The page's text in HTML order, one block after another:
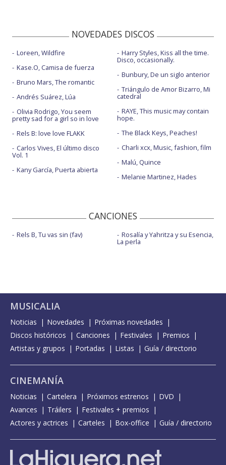
NOVEDADES DISCOS
Loreen, Wildfire
Kase.O, Camisa de fuerza
Bruno Mars, The romantic
Andrés Suárez, Lúa
Olivia Rodrigo, You seem
pretty sad for a girl so in love
Rels B: love love FLAKK
Carlos Vives, El último disco
Vol. 1
Kany García, Puerta abierta
Harry Styles, Kiss all the time.
Disco, occasionally.
Bunbury, De un siglo anterior
Triángulo de Amor Bizarro, Mi
catedral
RAYE, This music may contain
hope.
The Black Keys, Peaches!
Charli xcx, Music, fashion, film
Malú, Quince
Melanie Martinez, Hades
CANCIONES
Rels B, Tu vas sin (fav) Rosalía y Yahritza y su Esencia,
La perla
MUSICALIA
Noticias Novedades
Próximas novedades
Discos históricos
Canciones Festivales
Premios
Artistas y grupos
Portadas Listas Guía / directorio
CINEMANÍA
Noticias Cartelera Próximos estrenos
DVD
Avances
Tráilers
Festivales + premios
Actores y actrices
Carteles Box-office Guía / directorio